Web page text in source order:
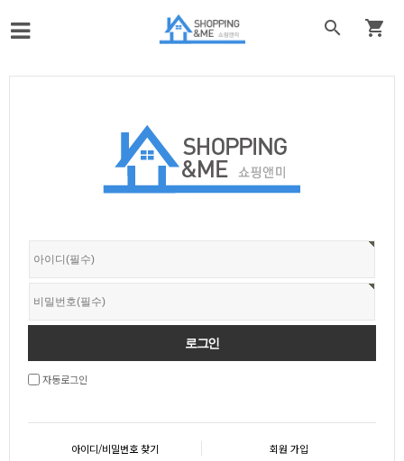
 
자동로그인
아이디/비밀번호 찾기 회원 가입